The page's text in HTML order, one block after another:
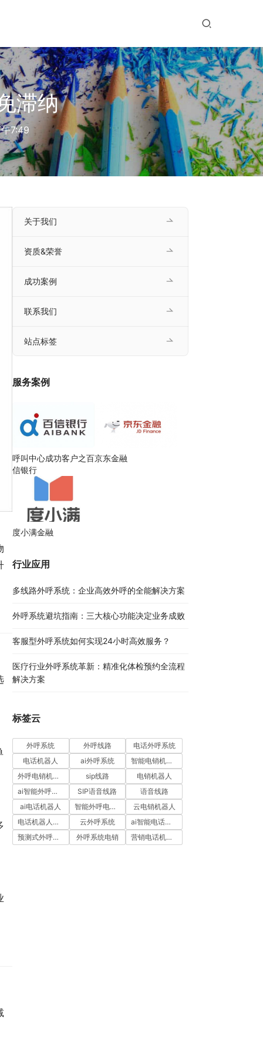
滞纳
7:49
关于我们
资质&荣誉
成功案例
联系我们
站点标签
服务案例
呼叫中心成功客户之百
信银行
京东金融
度小满金融
行业应用
多线路外呼系统：企业高效外呼的全能解决方案​
外呼系统避坑指南：三大核心功能决定业务成败​
客服型外呼系统如何实现24小时高效服务？
医疗行业外呼系统革新：精准化体检预约全流程
解决方案​
标签云
外呼系统 外呼线路
电话外呼系统
电话机器人
ai外呼系统
智能电销机器人
外呼电销机器人
sip线路
电销机器人
ai智能外呼系统
SIP语音线路
语音线路
ai电话机器人
智能外呼电销机器人
云电销机器人
电话机器人外呼
云外呼系统
ai智能电话机器人
预测式外呼系统
外呼系统电销 营销电话机器人